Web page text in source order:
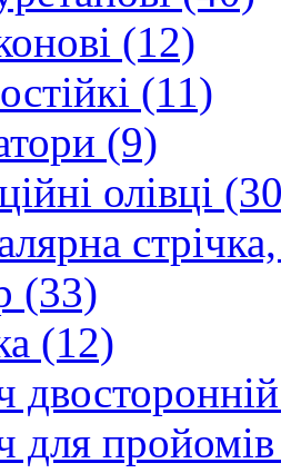
(12)
(11)
(9)
олівці
(33)
(12)
для